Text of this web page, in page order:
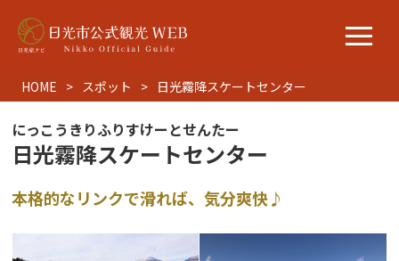
HOME スポット 日光霧降スケートセンター
にっこうきりふりすけーとせんたー
日光霧降スケートセンター
本格的なリンクで滑れば、気分爽快♪